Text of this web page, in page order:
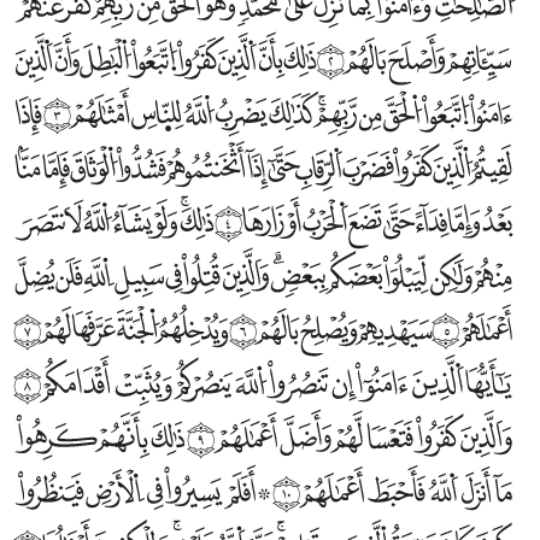
وَاَلَّذِينَ كَفَرُواْ فَتَعۡسٗا لَّهُمۡ وَأَضَلَّ أَعۡمَٰلَهُمۡ ﴿9﴾
ذَٰلِكَ بِأَنَّهُمۡ كَرِهُواْ مَآ أَنزَلَ اَ۬للَّهُ فَأَحۡبَطَ أَعۡمَٰلَهُمۡ ﴿10﴾
۞ أَفَلَمۡ يَسِيرُواْ فِي اِ۬لۡأَرۡضِ فَيَنظُرُواْ كَيۡفَ كَانَ عَٰقِبَةُ اُ۬لَّذِينَ مِن قَبۡلِهِمۡۚ دَمَّرَ اَ۬للَّهُ
ذَٰلِكَ بِأَنَّ اَ۬للَّهَ مَوۡلَى اَ۬لَّذِينَ ءَامَنُواْ وَأَنَّ اَ۬لۡكٰ۪فِرِينَ لَا مَوۡلَىٰ لَهُمۡ ﴿12﴾
إِنَّ اَ۬للَّهَ يُدۡخِلُ اُ۬لَّذِينَ ءَامَنُواْ وَعَمِلُواْ اُ۬لصَّٰلِحَٰتِ جَنَّٰتٖ تَجۡرِي مِن تَحۡتِهَا اَ۬لۡأَنۡهَٰرُۖ
وَكَأَيِّن مِّن قَرۡيَةٍ هِيَ أَشَدُّ قُوَّةٗ مِّن قَرۡيَتِكَ اَ۬لَّتِيٓ أَخۡرَجَتۡكَ أَهۡلَكۡنَٰهُمۡ فَلَا نَاصِرَ لَهُمۡ
أَفَمَن كَانَ عَلَىٰ بَيِّنَةٖ مِّن رَّبِّهِۦ كَمَن زُيِّنَ لَهُۥ سُوٓءُ عَمَلِهِۦ وَاَتَّبَعُوٓاْ أَهۡوَآءَهُم ﴿15﴾
مَّثَلُ اُ۬لۡجَنَّةِ اِ۬لَّتِي وُعِدَ اَ۬لۡمُتَّقُونَۖ فِيهَآ أَنۡهَٰرٞ مِّن مَّآءٍ غَيۡرِ ءَاسِنٖ وَأَنۡهَٰرٞ مِّن لَّبَنٖ
وَمِنۡهُم مَّن يَسۡتَمِعُ إِلَيۡكَ حَتَّىٰٓ إِذَا خَرَجُواْ مِنۡ عِندِكَ قَالُواْ لِلَّذِينَ أُوتُواْ اُ۬لۡعِلۡمَ
وَاَلَّذِينَ اَ۪هۡتَدَوۡاْ زَادَهُمۡ هُدٗى وَءَاتَىٰهُمۡ تَقۡوۭىٰهُمۡ ﴿18﴾
فَهَلۡ يَنظُرُونَ إِلَّا اَ۬لسَّاعَةَ أَن تَأۡتِيَهُم بَغۡتَةٗۖ فَقَد جَّآ أَشۡرَاطُهَاۚ فَأَنّۭيٰ لَهُمۡ إِذَا جَآءَتۡهُمۡ
فَاَعۡلَمۡ أَنَّهُۥ لَآ إِلَٰهَ إِلَّا اَ۬للَّهُ وَاَسۡتَغۡفِر لِّذَنۢبِكَ وَلِلۡمُؤۡمِنِينَ وَاَلۡمُؤۡمِنَٰتِۗ وَاَللَّهُ يَعۡلَمُ
۞ وَيَقُولُ اُ۬لَّذِينَ ءَامَنُواْ لَوۡلَا نُزِّلَت سُّورَةٞۖ فَإِذَآ أُنزِلَت سُّورَةٞ مُّحۡكَمَةٞ وَذُكِرَ
طَاعَةٞ وَقَوۡلٞ مَّعۡرُوفٞۚ فَإِذَا عَزَمَ اَ۬لۡأَمۡرُ فَلَوۡ صَدَقُواْ اُ۬للَّهَ لَكَانَ خَيۡرٗا لَّهُمۡ ﴿22﴾
فَهَلۡ عَسَيۡتُمۡ إِن تَوَلَّيۡتُمۡ أَن تُفۡسِدُواْ فِي اِ۬لۡأَرۡضِ وَتُقَطِّعُوٓاْ أَرۡحَامَكُمۡ ﴿23﴾
أُوْلَٰٓئِكَ اَ۬لَّذِينَ لَعَنَهُمُ اُ۬للَّهُ فَأَصَمَّهُمۡ وَأَعۡمَىٰٓ أَبۡصَٰرَهُمۡ ﴿24﴾
أَفَلَا يَتَدَبَّرُونَ اَ۬لۡقُرۡءَانَ أَمۡ عَلَىٰ قُلُوبٍ أَقۡفَالُهَآ ﴿25﴾
إِنَّ اَ۬لَّذِينَ اَ۪رۡتَدُّواْ عَلَىٰٓ أَدۡبٰ۪رِهِم مِّنۢ بَعۡدِ مَا تَبَيَّنَ لَهُمُ اُ۬لۡهُدَى اَ۬لشَّيۡطَٰنُ سَوَّلَ لَهُمۡ
ذَٰلِكَ بِأَنَّهُمۡ قَالُواْ لِلَّذِينَ كَرِهُواْ مَا نَزَّلَ اَ۬للَّهُ سَنُطِيعُكُمۡ فِي بَعۡضِ اِ۬لۡأَمۡرِۖ وَاَللَّهُ يَعۡلَمُ